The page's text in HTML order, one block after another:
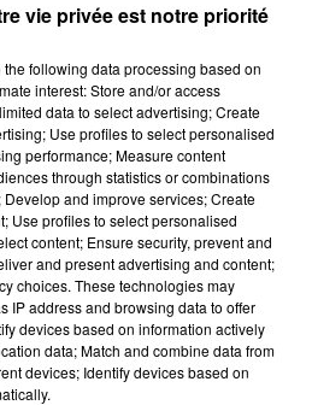
& RIHANNA
The Way You
Lie
ARIANA GRANDE
Hate That I Made
You Love Me
vie privée est notre priorité
the following data processing based on
interest: Store and/or access
data to select advertising; Create
Use profiles to select personalised
performance; Measure content
through statistics or combinations
and improve services; Create
Use profiles to select personalised
content; Ensure security, prevent and
and present advertising and content;
choices. These technologies may
IP address and browsing data to offer
devices based on information actively
data; Match and combine data from
devices; Identify devices based on